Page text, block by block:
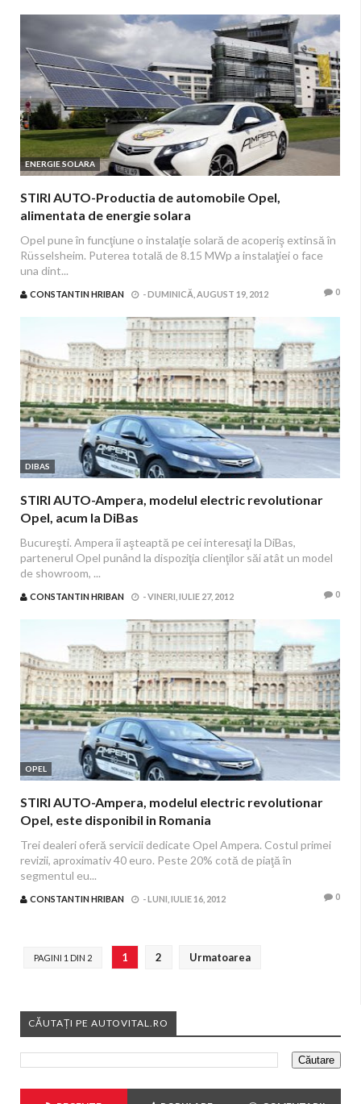
ENERGIE SOLARA
STIRI AUTO-Productia de automobile Opel,
alimentata de energie solara
Opel pune în funcţiune o instalaţie solară de acoperiş extinsă în
Rüsselsheim. Puterea totală de 8.15 MWp a instalaţiei o face
una dint...
CONSTANTIN HRIBAN -DUMINICĂ, AUGUST 19, 2012 0
DIBAS
STIRI AUTO-Ampera, modelul electric revolutionar
Opel, acum la DiBas
Bucureşti. Ampera îi aşteaptă pe cei interesaţi la DiBas,
partenerul Opel punând la dispoziţia clienţilor săi atât un model
de showroom, ...
CONSTANTIN HRIBAN -VINERI, IULIE 27, 2012 0
OPEL
STIRI AUTO-Ampera, modelul electric revolutionar
Opel, este disponibil in Romania
Trei dealeri oferă servicii dedicate Opel Ampera. Costul primei
revizii, aproximativ 40 euro. Peste 20% cotă de piaţă în
segmentul eu...
CONSTANTIN HRIBAN -LUNI, IULIE 16, 2012 0
PAGINI 1 DIN 2 1 2 Urmatoarea
CĂUTAȚI PE AUTOVITAL.RO